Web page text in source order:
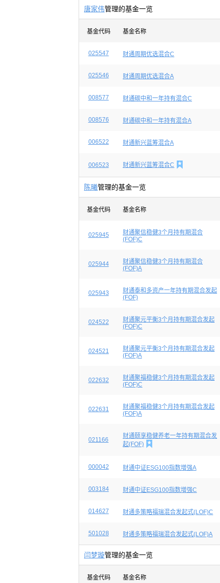
唐家伟管理的基金一览
基金代码 基金名称
025547 财通周期优选混合C
025546 财通周期优选混合A
008577 财通碳中和一年持有混合C
008576 财通碳中和一年持有混合A
006522 财通新兴蓝筹混合A
006523 财通新兴蓝筹混合C 
陈曦管理的基金一览
基金代码 基金名称
025945
财通聚信稳健3个月持有期混合
(FOF)C
025944
财通聚信稳健3个月持有期混合
(FOF)A
025943
财通泰和多资产一年持有期混合发起
(FOF)
024522
财通聚元平衡3个月持有期混合发起
(FOF)C
024521
财通聚元平衡3个月持有期混合发起
(FOF)A
022632
财通聚福稳健3个月持有期混合发起
(FOF)C
022631
财通聚福稳健3个月持有期混合发起
(FOF)A
021166
财通颐享稳健养老一年持有期混合发
起(FOF) 
000042 财通中证ESG100指数增强A
003184 财通中证ESG100指数增强C
014627 财通多策略福瑞混合发起式(LOF)C
501028 财通多策略福瑞混合发起式(LOF)A
闫梦璇管理的基金一览
基金代码 基金名称